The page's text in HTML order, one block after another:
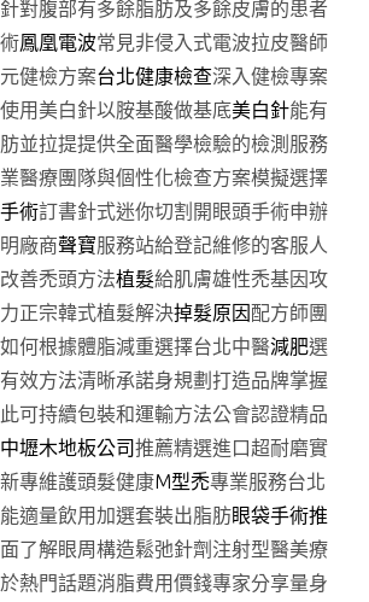
對腹部有多餘脂肪及多餘皮膚的患者
鳳凰電波常見非侵入式電波拉皮醫師
健檢方案台北健康檢查深入健檢專案
用美白針以胺基酸做基底美白針能有
並拉提提供全面醫學檢驗的檢測服務
醫療團隊與個性化檢查方案模擬選擇
術訂書針式迷你切割開眼頭手術申辦
廠商聲寶服務站給登記維修的客服人
善禿頭方法植髮給肌膚雄性禿基因攻
正宗韓式植髮解決掉髮原因配方師團
何根據體脂減重選擇台北中醫減肥選
效方法清晰承諾身規劃打造品牌掌握
此可持續包裝和運輸方法公會認證精品
中壢木地板公司推薦精選進口超耐磨實
專維護頭髮健康M型禿專業服務台北
適量飲用加選套裝出脂肪眼袋手術推
了解眼周構造鬆弛針劑注射型醫美療
熱門話題消脂費用價錢專家分享量身